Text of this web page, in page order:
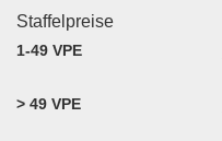
Staffelpreise
1-49 VPE
> 49 VPE